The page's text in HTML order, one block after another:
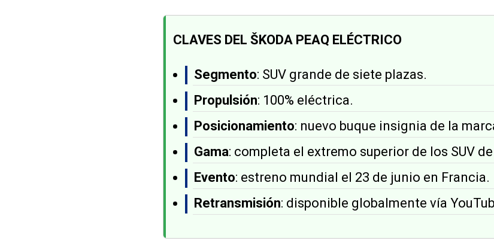
CLAVES DEL ŠKODA PEAQ ELÉCTRICO
Segmento: SUV grande de siete plazas.
Propulsión: 100% eléctrica.
Posicionamiento: nuevo buque insignia de la
Gama: completa el extremo superior de los SUV
Evento: estreno mundial el 23 de junio en Francia.
Retransmisión: disponible globalmente vía